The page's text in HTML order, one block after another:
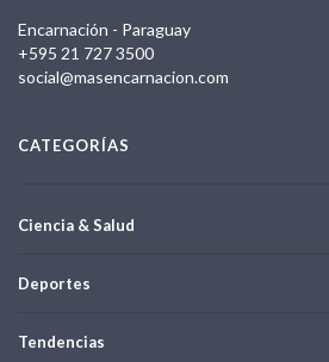
Encarnación - Paraguay
+595 21 727 3500
social@masencarnacion.com
CATEGORÍAS
Ciencia & Salud
Deportes
Tendencias